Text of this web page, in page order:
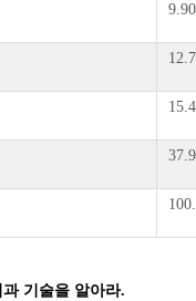
기술을 알아라.